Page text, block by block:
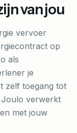
van jou
vervoer
op
als
je
zelf toegang tot
Joulo verwerkt
met jouw